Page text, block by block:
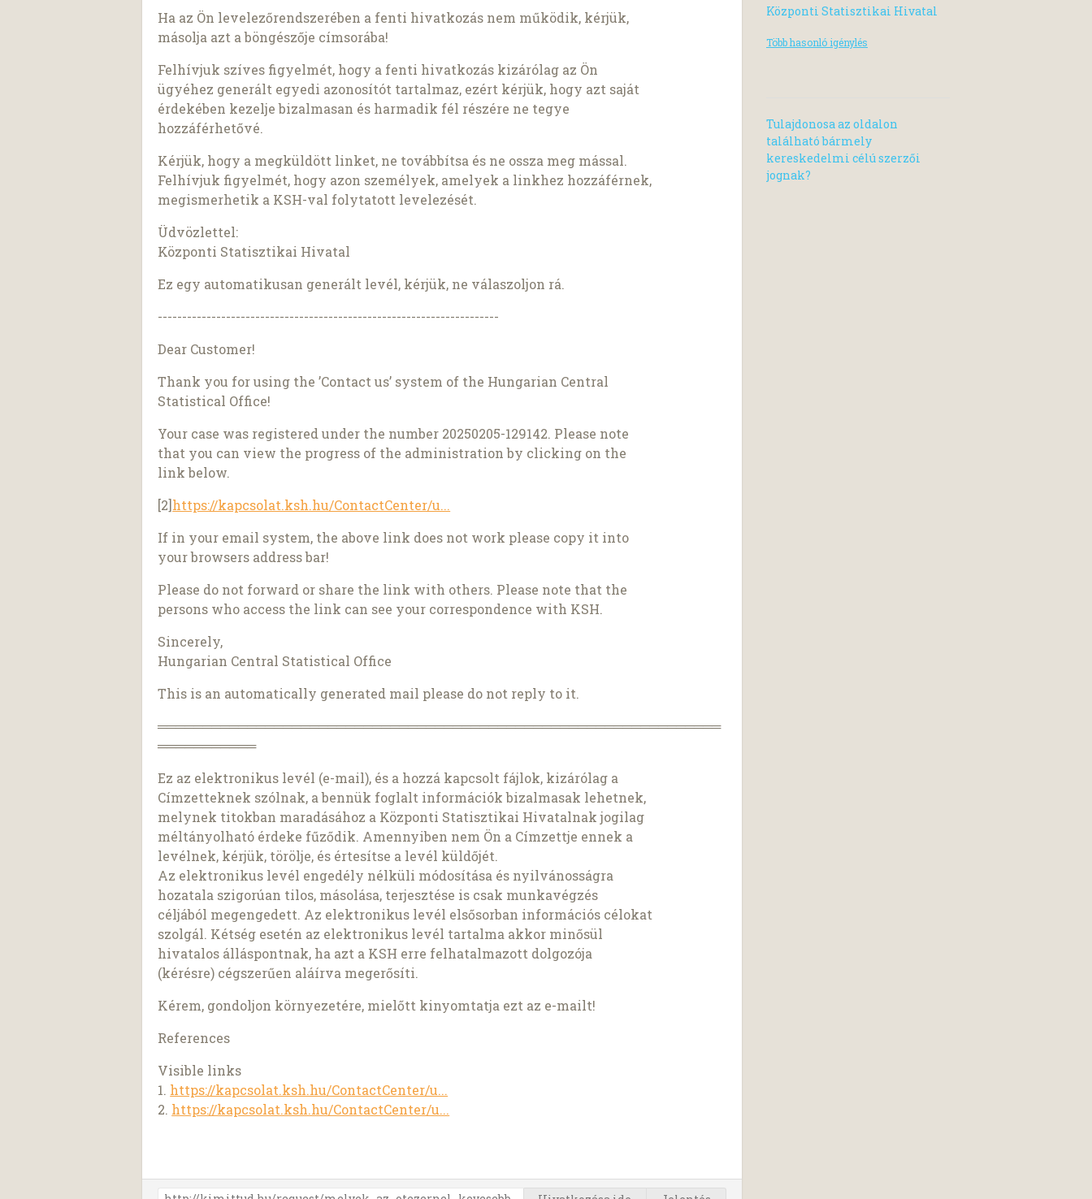
Ha az Ön levelezőrendszerében a fenti hivatkozás nem működik, kérjük,
másolja azt a böngészője címsorába!
Felhívjuk szíves figyelmét, hogy a fenti hivatkozás kizárólag az Ön
ügyéhez generált egyedi azonosítót tartalmaz, ezért kérjük, hogy azt saját
érdekében kezelje bizalmasan és harmadik fél részére ne tegye
hozzáférhetővé.
Kérjük, hogy a megküldött linket, ne továbbítsa és ne ossza meg mással.
Felhívjuk figyelmét, hogy azon személyek, amelyek a linkhez hozzáférnek,
megismerhetik a KSH-val folytatott levelezését.
Üdvözlettel:
Központi Statisztikai Hivatal
Ez egy automatikusan generált levél, kérjük, ne válaszoljon rá.
----------------------------------------------------------------------
Dear Customer!
Thank you for using the ’Contact us’ system of the Hungarian Central
Statistical Office!
Your case was registered under the number 20250205-129142. Please note
that you can view the progress of the administration by clicking on the
link below.
[2]https://kapcsolat.ksh.hu/ContactCenter/u...
If in your email system, the above link does not work please copy it into
your browsers address bar!
Please do not forward or share the link with others. Please note that the
persons who access the link can see your correspondence with KSH.
Sincerely,
Hungarian Central Statistical Office
This is an automatically generated mail please do not reply to it.
═══════════════════════════════════════════════════════════════
═══════════
Ez az elektronikus levél (e-mail), és a hozzá kapcsolt fájlok, kizárólag a
Címzetteknek szólnak, a bennük foglalt információk bizalmasak lehetnek,
melynek titokban maradásához a Központi Statisztikai Hivatalnak jogilag
méltányolható érdeke fűződik. Amennyiben nem Ön a Címzettje ennek a
levélnek, kérjük, törölje, és értesítse a levél küldőjét.
Az elektronikus levél engedély nélküli módosítása és nyilvánosságra
hozatala szigorúan tilos, másolása, terjesztése is csak munkavégzés
céljából megengedett. Az elektronikus levél elsősorban információs célokat
szolgál. Kétség esetén az elektronikus levél tartalma akkor minősül
hivatalos álláspontnak, ha azt a KSH erre felhatalmazott dolgozója
(kérésre) cégszerűen aláírva megerősíti.
Kérem, gondoljon környezetére, mielőtt kinyomtatja ezt az e-mailt!
References
Visible links
1. https://kapcsolat.ksh.hu/ContactCenter/u...
2. https://kapcsolat.ksh.hu/ContactCenter/u...
Központi Statisztikai Hivatal
Több hasonló igénylés
Tulajdonosa az oldalon
található bármely
kereskedelmi célú szerzői
jognak?